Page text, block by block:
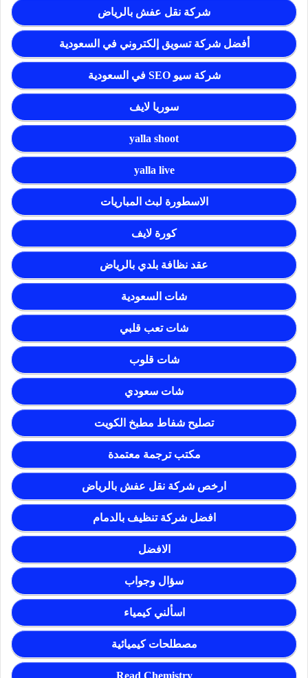
شركة نقل عفش بالرياض
أفضل شركة تسويق إلكتروني في السعودية
شركة سيو SEO في السعودية
سوريا لايف
yalla shoot
yalla live
الاسطورة لبث المباريات
كورة لايف
عقد نظافة بلدي بالرياض
شات السعودية
شات تعب قلبي
شات قلوب
شات سعودي
تصليح شفاط مطبخ الكويت
مكتب ترجمة معتمدة
ارخص شركة نقل عفش بالرياض
افضل شركة تنظيف بالدمام
الافضل
سؤال وجواب
اسألني كيمياء
مصطلحات كيميائية
Read Chemistry